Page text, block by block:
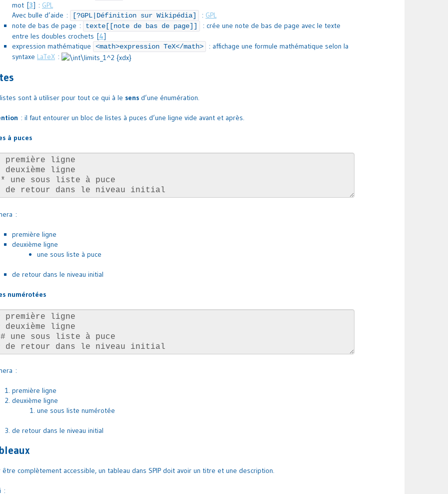
mot [3] : GPL
Avec bulle d’aide :
[?GPL|Définition sur Wikipédia] : GPL
note de bas de page :
texte[[note de bas de page]]
: crée une note de bas de page avec le texte
entre les doubles crochets [4]
expression mathématique
<math>expression TeX</math>
: affichage une formule mathématique selon la
syntaxe LaTeX :
sont à utiliser pour tout ce qui à le sens d’une énumération.
: il faut entourer un bloc de listes à puces d’une ligne vide avant et après.
à puces
:
première ligne
deuxième ligne
une sous liste à puce
de retour dans le niveau initial
numérotées
:
première ligne
deuxième ligne
une sous liste numérotée
de retour dans le niveau initial
être complètement accessible, un tableau dans SPIP doit avoir un titre et une description.
: